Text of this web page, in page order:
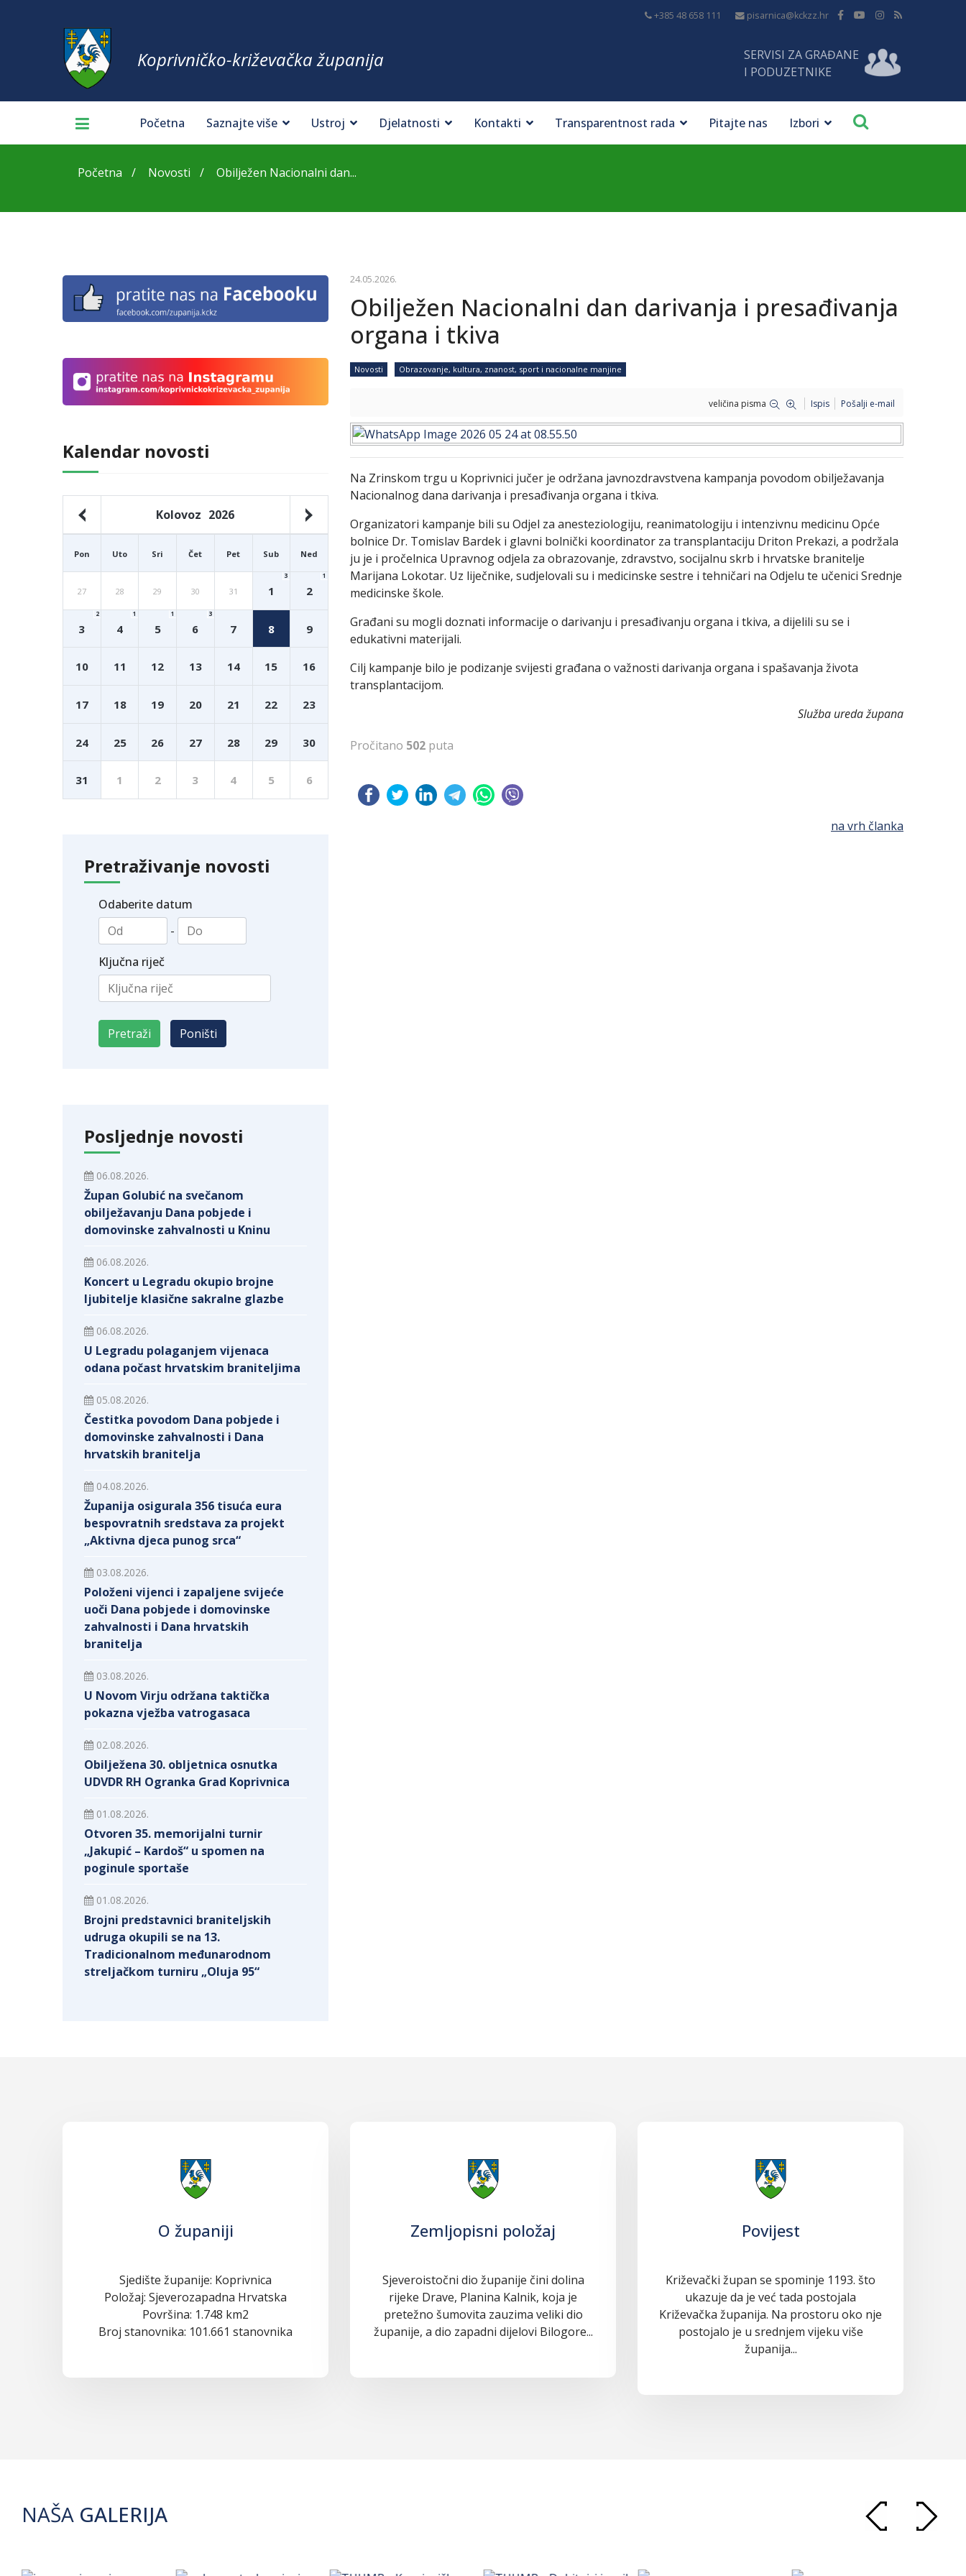
+385 48 658 111 pisarnica@kckzz.hr
Koprivničko-križevačka županija
SERVISI ZA GRAĐANE
I PODUZETNIKE
Početna Saznajte više Ustroj Djelatnosti Kontakti Transparentnost rada Pitajte nas Izbori
Početna Novosti Obilježen Nacionalni dan...
Kalendar novosti
Kolovoz 2026
Pon Uto Sri Čet Pet Sub Ned
27 28 29 30 31 1
3
2
1
3
2
4
1
5
1
6
3
7 8 9
10 11 12 13 14 15 16
17 18 19 20 21 22 23
24 25 26 27 28 29 30
31 1 2 3 4 5 6
Pretraživanje novosti
Odaberite datum
-
Ključna riječ
Posljednje novosti
06.08.2026.
Župan Golubić na svečanom
obilježavanju Dana pobjede i
domovinske zahvalnosti u Kninu
06.08.2026.
Koncert u Legradu okupio brojne
ljubitelje klasične sakralne glazbe
06.08.2026.
U Legradu polaganjem vijenaca
odana počast hrvatskim braniteljima
05.08.2026.
Čestitka povodom Dana pobjede i
domovinske zahvalnosti i Dana
hrvatskih branitelja
04.08.2026.
Županija osigurala 356 tisuća eura
bespovratnih sredstava za projekt
„Aktivna djeca punog srca“
03.08.2026.
Položeni vijenci i zapaljene svijeće
uoči Dana pobjede i domovinske
zahvalnosti i Dana hrvatskih
branitelja
03.08.2026.
U Novom Virju održana taktička
pokazna vježba vatrogasaca
02.08.2026.
Obilježena 30. obljetnica osnutka
UDVDR RH Ogranka Grad Koprivnica
01.08.2026.
Otvoren 35. memorijalni turnir
„Jakupić – Kardoš“ u spomen na
poginule sportaše
01.08.2026.
Brojni predstavnici braniteljskih
udruga okupili se na 13.
Tradicionalnom međunarodnom
streljačkom turniru „Oluja 95“
24.05.2026.
Obilježen Nacionalni dan darivanja i presađivanja
organa i tkiva
Novosti Obrazovanje, kultura, znanost, sport i nacionalne manjine
veličina pisma Ispis Pošalji e-mail
Na Zrinskom trgu u Koprivnici jučer je održana javnozdravstvena kampanja povodom obilježavanja
Nacionalnog dana darivanja i presađivanja organa i tkiva.
Organizatori kampanje bili su Odjel za anesteziologiju, reanimatologiju i intenzivnu medicinu Opće
bolnice Dr. Tomislav Bardek i glavni bolnički koordinator za transplantaciju Driton Prekazi, a podržala
ju je i pročelnica Upravnog odjela za obrazovanje, zdravstvo, socijalnu skrb i hrvatske branitelje
Marijana Lokotar. Uz liječnike, sudjelovali su i medicinske sestre i tehničari na Odjelu te učenici Srednje
medicinske škole.
Građani su mogli doznati informacije o darivanju i presađivanju organa i tkiva, a dijelili su se i
edukativni materijali.
Cilj kampanje bilo je podizanje svijesti građana o važnosti darivanja organa i spašavanja života
transplantacijom.
Služba ureda župana
Pročitano 502 puta
na vrh članka
O županiji
Sjedište županije: Koprivnica
Položaj: Sjeverozapadna Hrvatska
Površina: 1.748 km2
Broj stanovnika: 101.661 stanovnika
Zemljopisni položaj
Sjeveroistočni dio županije čini dolina
rijeke Drave, Planina Kalnik, koja je
pretežno šumovita zauzima veliki dio
županije, a dio zapadni dijelovi Bilogore...
Povijest
Križevački župan se spominje 1193. što
ukazuje da je već tada postojala
Križevačka županija. Na prostoru oko nje
postojalo je u srednjem vijeku više
županija...
NAŠA GALERIJA